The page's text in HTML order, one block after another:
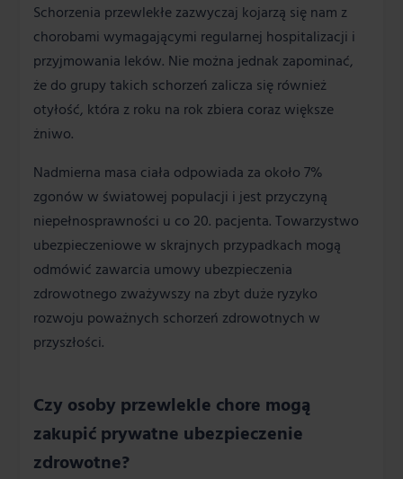
Schorzenia przewlekłe zazwyczaj kojarzą się nam z
chorobami wymagającymi regularnej hospitalizacji i
przyjmowania leków. Nie można jednak zapominać,
że do grupy takich schorzeń zalicza się również
otyłość, która z roku na rok zbiera coraz większe
żniwo.
Nadmierna masa ciała odpowiada za około 7%
zgonów w światowej populacji i jest przyczyną
niepełnosprawności u co 20. pacjenta. Towarzystwo
ubezpieczeniowe w skrajnych przypadkach mogą
odmówić zawarcia umowy ubezpieczenia
zdrowotnego zważywszy na zbyt duże ryzyko
rozwoju poważnych schorzeń zdrowotnych w
przyszłości.
Czy osoby przewlekle chore mogą
zakupić prywatne ubezpieczenie
zdrowotne?